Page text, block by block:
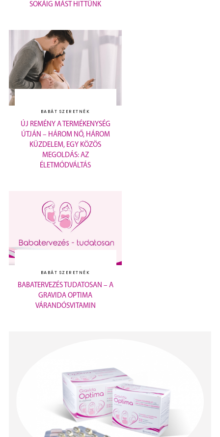
SOKÁIG MÁST HITTÜNK
BABÁT SZERETNÉK
ÚJ REMÉNY A TERMÉKENYSÉG
ÚTJÁN – HÁROM NŐ, HÁROM
KÜZDELEM, EGY KÖZÖS
MEGOLDÁS: AZ
ÉLETMÓDVÁLTÁS
BABÁT SZERETNÉK
BABATERVEZÉS TUDATOSAN – A
GRAVIDA OPTIMA
VÁRANDÓSVITAMIN